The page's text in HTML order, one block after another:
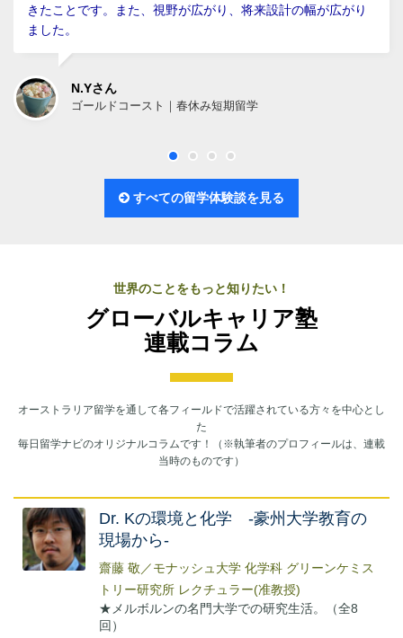
きたことです。また、視野が広がり、将来設計の幅が広がり
ました。
N.Yさん
ゴールドコースト｜春休み短期留学
すべての留学体験談を見る
世界のことをもっと知りたい！
グローバルキャリア塾
連載コラム
オーストラリア留学を通して各フィールドで活躍されている方々を中心とし
た
毎日留学ナビのオリジナルコラムです！（※執筆者のプロフィールは、連載
当時のものです）
Dr. Kの環境と化学 -豪州大学教育の
現場から-
齋藤 敬／モナッシュ大学 化学科 グリーンケミス
トリー研究所 レクチュラー(准教授)
★メルボルンの名門大学での研究生活。（全8
回）